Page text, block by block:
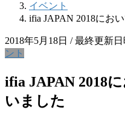
イベント
ifia JAPAN 2018にお
2018年5月18日 / 最終更新日
ント
ifia JAPAN 2018
いました